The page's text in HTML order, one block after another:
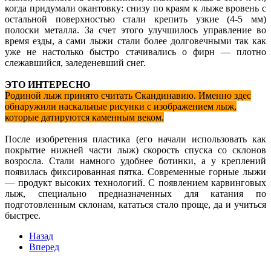
когда придумали окантовку: снизу по краям к лыже вровень с
остальной поверхностью стали крепить узкие (4-5 мм)
полоски металла. За счет этого улучшилось управление во
время езды, а сами лыжи стали более долговечными так как
уже не настолько быстро стачивались о фирн — плотно
слежавшийся, заледеневший снег.
ЭТО ИНТЕРЕСНО
Родиной лыж принято считать Скандинавию. Именно здес
обнаружили наскальные рисунки с изображением лыж,
которые датируются каменным веком.
После изобретения пластика (его начали использовать как
покрытие нижней части лыж) скорость спуска со склонов
возросла. Стали намного удобнее ботинки, а у креплений
появилась фиксированная пятка. Современные горные лыжи
— продукт высоких технологий. С появлением карвинговых
лыж, специально предназначенных для катания по
подготовленным склонам, кататься стало проще, да и учиться
быстрее.
Назад
Вперед